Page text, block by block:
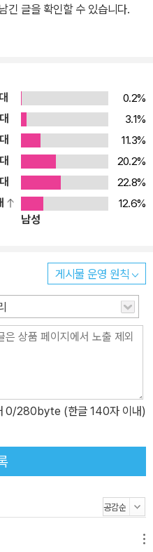
긴 글을 확인할 수 있습니다.
0.2%
3.1%
11.3%
20.2%
22.8%
12.6%
남성
게시물 운영 원칙
0/280byte (한글 140자 이내)